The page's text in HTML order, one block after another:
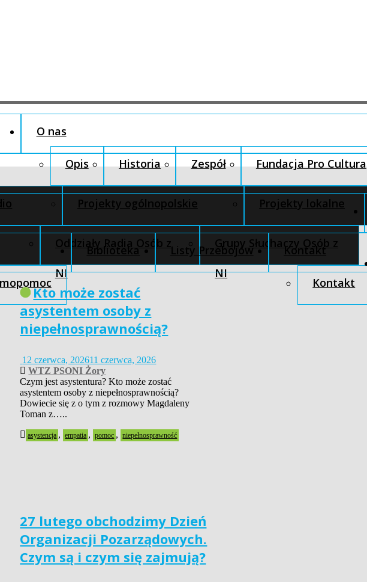
O nas
Opis Historia Zespół Fundacja Pro Cultura
Projekty ogólnopolskie Projekty lokalne
Oddziały Radia Osób z
NI
Grupy Słuchaczy Osób z
NI
Biblioteka Listy Przebojów Kontakt
Kontakt
Kto może zostać
asystentem osoby z
niepełnosprawnością?
12 czerwca, 202611 czerwca, 2026
WTZ PSONI Żory
Czym jest asystentura? Kto może zostać
asystentem osoby z niepełnosprawnością?
Dowiecie się z o tym z rozmowy Magdaleny
Toman z…..
asystencja , empatia , pomoc , niepełnosprawność
27 lutego obchodzimy Dzień
Organizacji Pozarządowych.
Czym są i czym się zajmują?